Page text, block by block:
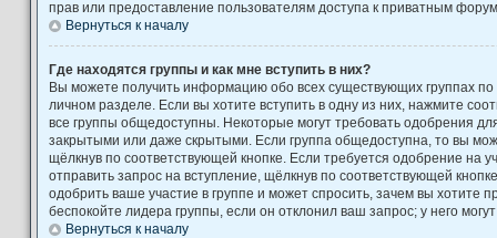
прав или предоставление пользователям доступа к приватным
Вернуться к началу
Где находятся группы и как мне вступить в них?
Вы можете получить информацию обо всех существующих группах
личном разделе. Если вы хотите вступить в одну из них, нажмите
все группы общедоступны. Некоторые могут требовать одобрения
закрытыми или даже скрытыми. Если группа общедоступна, то вы
щёлкнув по соответствующей кнопке. Если требуется одобрение на
отправить запрос на вступление, щёлкнув по соответствующей
одобрить ваше участие в группе и может спросить, зачем вы хотите
беспокойте лидера группы, если он отклонил ваш запрос; у него
Вернуться к началу